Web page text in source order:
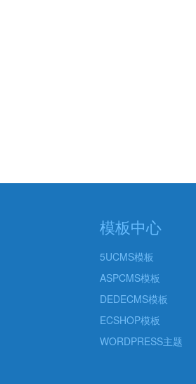
模板中心
5UCMS模板
ASPCMS模板
DEDECMS模板
ECSHOP模板
WORDPRESS主题